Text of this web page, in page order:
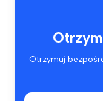
Otrzymuj